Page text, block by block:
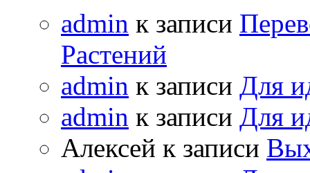
admin к записи
Растений
admin к записи Для
admin к записи Для
Алексей к записи